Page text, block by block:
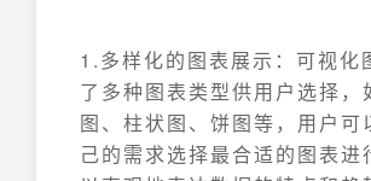
1.多样化的图表展示：可视化
了多种图表类型供用户选择，
图、柱状图、饼图等，用户可
己的需求选择最合适的图表进